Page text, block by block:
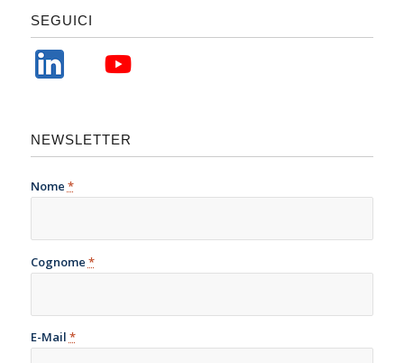
SEGUICI
NEWSLETTER
Nome *
Cognome *
E-Mail *